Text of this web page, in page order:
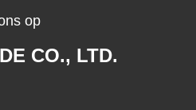
op
CO., LTD.